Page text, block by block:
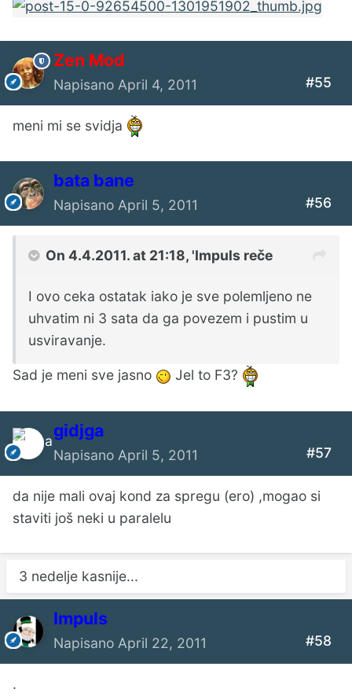
Zen Mod
Napisano April 4, 2011 #55
meni mi se svidja
bata bane
Napisano April 5, 2011 #56
On 4.4.2011. at 21:18, 'Impuls reče
I ovo ceka ostatak iako je sve polemljeno ne
uhvatim ni 3 sata da ga povezem i pustim u
usviravanje.
Sad je meni sve jasno Jel to F3?
gidjga
Napisano April 5, 2011 #57
da nije mali ovaj kond za spregu (ero) ,mogao si
staviti još neki u paralelu
3 nedelje kasnije...
Impuls
Napisano April 22, 2011 #58
.